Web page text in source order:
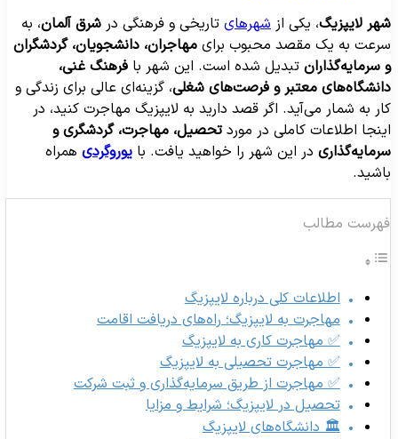
لایپزیگ، یکی ازشهرهایتاریخی و فرهنگی درشرق آلمان، به
به یک مقصد محبوب برایمهاجران، دانشجویان، گردشگران
سرمایه‌گذارانتبدیل شده است. این شهر بافرهنگ غنی،
معتبر و فرصت‌های شغلی، گزینه‌ای عالی برای زندگی و
به شمار می‌آید. اگر قصد دارید به لایپزیگ مهاجرت کنید، در
اطلاعات کاملی در موردتحصیل، مهاجرت، گردشگری و
در این شهر را خواهید یافت. بایوروگردیهمراه
مطالب
اطلاعات کلی درباره لایپزیگ
مهاجرت به لایپزیگ؛ راه‌های دریافت اقامت
✅ مهاجرت کاری به لایپزیگ
✅ مهاجرت تحصیلی به لایپزیگ
✅ مهاجرت از طریق سرمایه‌گذاری و ثبت شرکت
تحصیل در لایپزیگ؛ شرایط و مزایا
🏛 دانشگاه‌های لایپزیگ